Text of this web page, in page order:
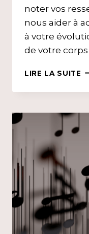
noter vos
nous aider à
à votre
de votre
LIRE LA SUITE